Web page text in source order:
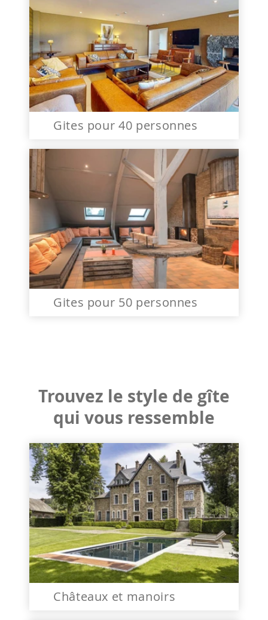
Gites pour 40 personnes
Gites pour 50 personnes
Trouvez le style de gîte
qui vous ressemble
Châteaux et manoirs